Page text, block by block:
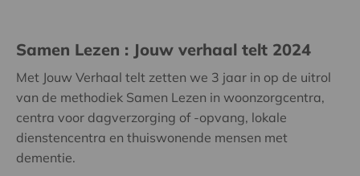
Samen Lezen : Jouw verhaal telt 2024
Met Jouw Verhaal telt zetten we 3 jaar in op de uitrol
van de methodiek Samen Lezen in woonzorgcentra,
centra voor dagverzorging of -opvang, lokale
dienstencentra en thuiswonende mensen met
dementie.